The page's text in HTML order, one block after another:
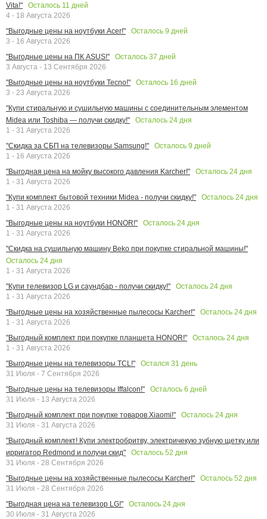
Vita!"
Осталось 11 дней
4 - 18 Августа 2026
"Выгодные цены на ноутбуки Acer!"
Осталось 9 дней
3 - 16 Августа 2026
"Выгодные цены на ПК ASUS!"
Осталось 37 дней
3 Августа - 13 Сентября 2026
"Выгодные цены на ноутбуки Tecno!"
Осталось 16 дней
3 - 23 Августа 2026
"Купи стиральную и сушильную машины с соединительным элементом
Midea или Toshiba — получи скидку!"
Осталось 24 дня
1 - 31 Августа 2026
"Скидка за СБП на телевизоры Samsung!"
Осталось 9 дней
1 - 16 Августа 2026
"Выгодная цена на мойку высокого давления Karcher!"
Осталось 24 дня
1 - 31 Августа 2026
"Купи комплект бытовой техники Midea - получи скидку!"
Осталось 24 дня
1 - 31 Августа 2026
"Выгодные цены на ноутбуки HONOR!"
Осталось 24 дня
1 - 31 Августа 2026
"Скидка на сушильную машину Beko при покупке стиральной машины!"
Осталось 24 дня
1 - 31 Августа 2026
"Купи телевизор LG и саундбар - получи скидку!"
Осталось 24 дня
1 - 31 Августа 2026
"Выгодные цены на хозяйственные пылесосы Karcher!"
Осталось 24 дня
1 - 31 Августа 2026
"Выгодный комплект при покупке планшета HONOR!"
Осталось 24 дня
1 - 31 Августа 2026
"Выгодные цены на телевизоры TCL!"
Остался 31 день
31 Июля - 7 Сентября 2026
"Выгодные цены на телевизоры Iffalcon!"
Осталось 6 дней
31 Июля - 13 Августа 2026
"Выгодный комплект при покупке товаров Xiaomi!"
Осталось 24 дня
31 Июля - 31 Августа 2026
"Выгодный комплект! Купи электробритву, электричекую зубную щетку или
ирригатор Redmond и получи скид"
Осталось 52 дня
31 Июля - 28 Сентября 2026
"Выгодные цены на хозяйственные пылесосы Karcher!"
Осталось 52 дня
31 Июля - 28 Сентября 2026
"Выгодная цена на телевизор LG!"
Осталось 24 дня
30 Июля - 31 Августа 2026